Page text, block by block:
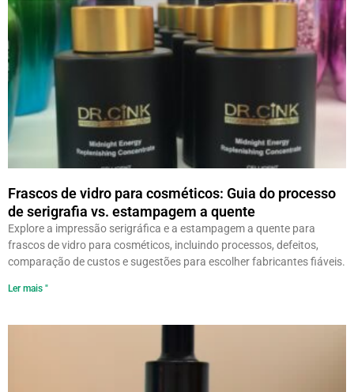
Frascos de vidro para cosméticos: Guia do processo
de serigrafia vs. estampagem a quente
Explore a impressão serigráfica e a estampagem a quente para
frascos de vidro para cosméticos, incluindo processos, defeitos,
comparação de custos e sugestões para escolher fabricantes fiáveis.
Ler mais "